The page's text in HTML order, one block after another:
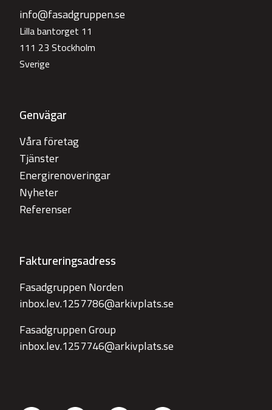
info@fasadgruppen.se
Lilla bantorget 11
111 23 Stockholm
Sverige
Genvägar
Våra företag
Tjänster
Energirenoveringar
Nyheter
Referenser
Faktureringsadress
Fasadgruppen Norden
inbox.lev.1257786@arkivplats.se
Fasadgruppen Group
inbox.lev.1257746@arkivplats.se